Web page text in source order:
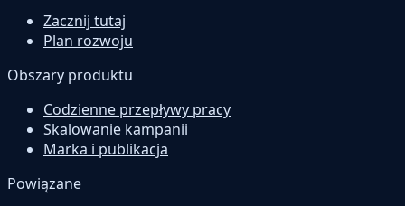
Zacznij tutaj
Plan rozwoju
Obszary produktu
Codzienne przepływy pracy
Skalowanie kampanii
Marka i publikacja
Powiązane